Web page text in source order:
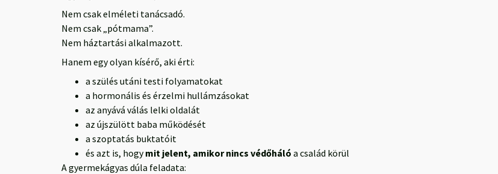
Nem csak elméleti tanácsadó.
Nem csak „pótmama”.
Nem háztartási alkalmazott.
Hanem egy olyan kísérő, aki érti:
a szülés utáni testi folyamatokat
a hormonális és érzelmi hullámzásokat
az anyává válás lelki oldalát
az újszülött baba működését
a szoptatás buktatóit
és azt is, hogymit jelent, amikor nincs védőháló a család körül
A gyermekágyas dúla feladata: